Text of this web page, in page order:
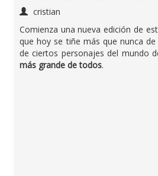
cristian
Comienza una nueva edición de
que hoy se tiñe más que nunca
de ciertos personajes del mundo
más grande de todos.